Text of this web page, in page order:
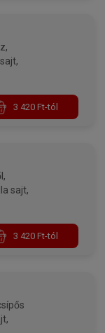
3 420 Ft-tól
3 420 Ft-tól